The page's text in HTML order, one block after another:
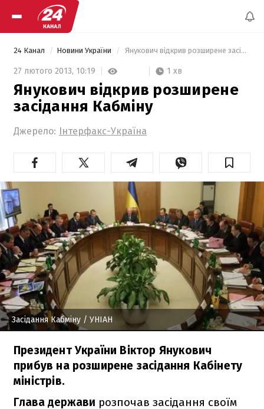
24 Канал Новини України Янукович відкрив розширене засідання Кабміну
27 лютого 2013, 10:19 1 хв
Янукович відкрив розширене
засідання Кабміну
Джерело: Інтерфакс-Україна
Засідання Кабміну / УНІАН
Президент України Віктор Янукович
прибув на розширене засідання Кабінету
міністрів.
Глава держави розпочав засідання своїм